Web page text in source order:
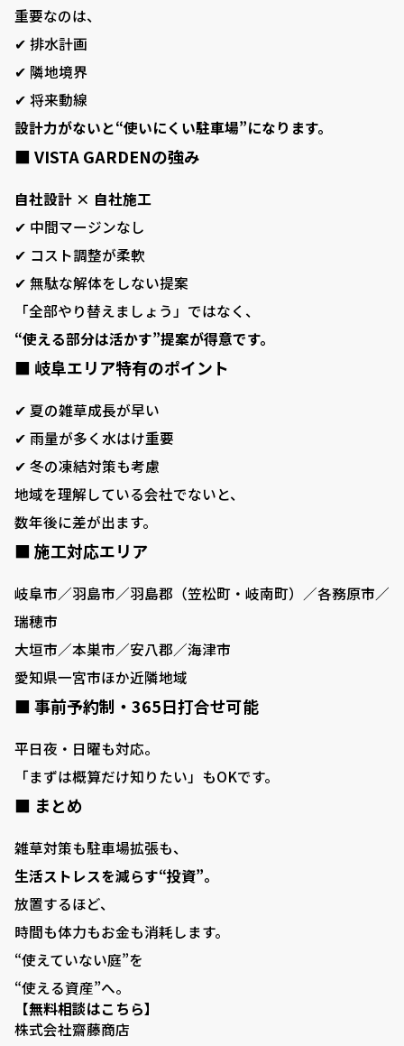
重要なのは、
✔ 排水計画
✔ 隣地境界
✔ 将来動線
設計力がないと“使いにくい駐車場”になります。
■ VISTA GARDENの強み
自社設計 × 自社施工
✔ 中間マージンなし
✔ コスト調整が柔軟
✔ 無駄な解体をしない提案
「全部やり替えましょう」ではなく、
“使える部分は活かす”提案が得意です。
■ 岐阜エリア特有のポイント
✔ 夏の雑草成長が早い
✔ 雨量が多く水はけ重要
✔ 冬の凍結対策も考慮
地域を理解している会社でないと、
数年後に差が出ます。
■ 施工対応エリア
岐阜市／羽島市／羽島郡（笠松町・岐南町）／各務原市／
瑞穂市
大垣市／本巣市／安八郡／海津市
愛知県一宮市ほか近隣地域
■ 事前予約制・365日打合せ可能
平日夜・日曜も対応。
「まずは概算だけ知りたい」もOKです。
■ まとめ
雑草対策も駐車場拡張も、
生活ストレスを減らす“投資”。
放置するほど、
時間も体力もお金も消耗します。
“使えていない庭”を
“使える資産”へ。
【無料相談はこちら】
株式会社齋藤商店